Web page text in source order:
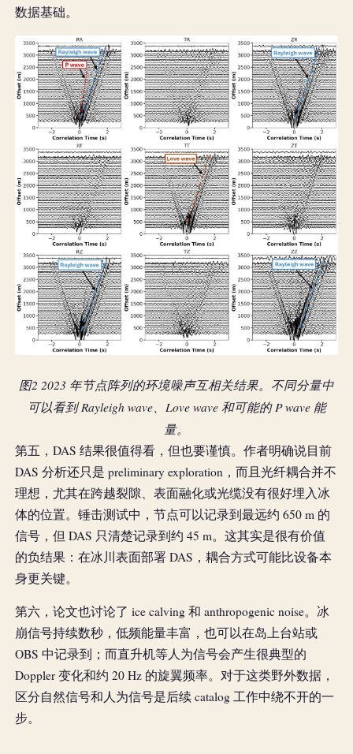
数据基础。
图2 2023 年节点阵列的环境噪声互相关结果。不同分量中
可以看到 Rayleigh wave、Love wave 和可能的 P wave 能
量。
第五，DAS 结果很值得看，但也要谨慎。作者明确说目前
DAS 分析还只是 preliminary exploration，而且光纤耦合并不
理想，尤其在跨越裂隙、表面融化或光缆没有很好埋入冰
体的位置。锤击测试中，节点可以记录到最远约 650 m 的
信号，但 DAS 只清楚记录到约 45 m。这其实是很有价值
的负结果：在冰川表面部署 DAS，耦合方式可能比设备本
身更关键。
第六，论文也讨论了 ice calving 和 anthropogenic noise。冰
崩信号持续数秒，低频能量丰富，也可以在岛上台站或
OBS 中记录到；而直升机等人为信号会产生很典型的
Doppler 变化和约 20 Hz 的旋翼频率。对于这类野外数据，
区分自然信号和人为信号是后续 catalog 工作中绕不开的一
步。